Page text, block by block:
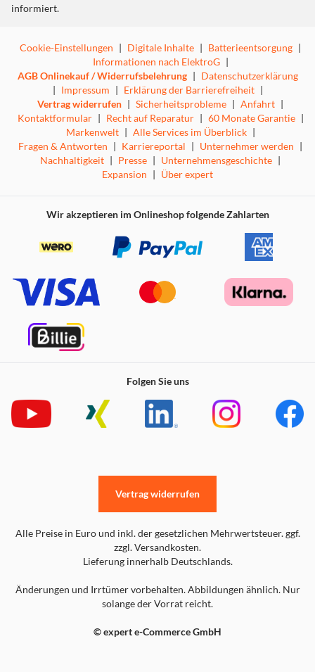
informiert.
Cookie-Einstellungen | Digitale Inhalte | Batterieentsorgung |
Informationen nach ElektroG |
AGB Onlinekauf / Widerrufsbelehrung | Datenschutzerklärung
| Impressum | Erklärung der Barrierefreiheit |
Vertrag widerrufen | Sicherheitsprobleme | Anfahrt |
Kontaktformular | Recht auf Reparatur | 60 Monate Garantie |
Markenwelt | Alle Services im Überblick |
Fragen & Antworten | Karriereportal | Unternehmer werden |
Nachhaltigkeit | Presse | Unternehmensgeschichte |
Expansion | Über expert
Wir akzeptieren im Onlineshop folgende Zahlarten
Folgen Sie uns
Alle Preise in Euro und inkl. der gesetzlichen Mehrwertsteuer. ggf.
zzgl. Versandkosten.
Lieferung innerhalb Deutschlands.
Änderungen und Irrtümer vorbehalten. Abbildungen ähnlich. Nur
solange der Vorrat reicht.
© expert e-Commerce GmbH
Vertrag widerrufen